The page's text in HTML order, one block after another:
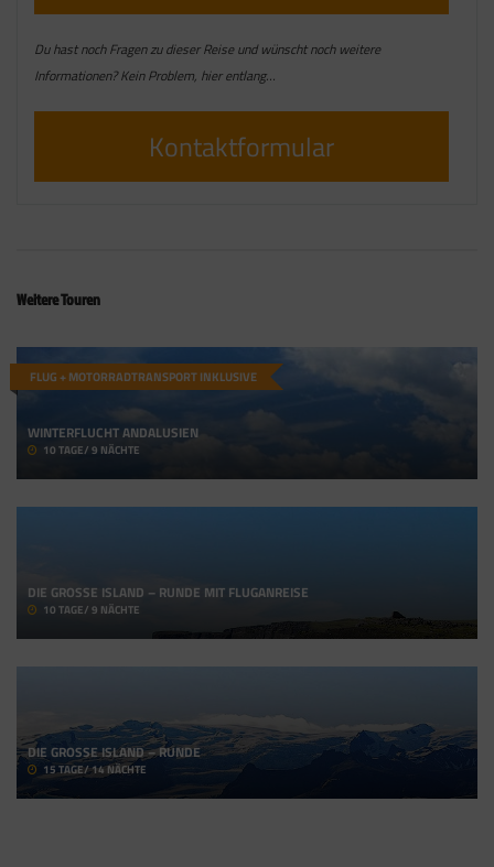
Du hast noch Fragen zu dieser Reise und wünscht noch weitere
Informationen? Kein Problem, hier entlang…
Kontaktformular
Weitere Touren
FLUG + MOTORRADTRANSPORT INKLUSIVE
WINTERFLUCHT ANDALUSIEN
10 TAGE/ 9 NÄCHTE
DIE GROSSE ISLAND – RUNDE MIT FLUGANREISE
10 TAGE/ 9 NÄCHTE
DIE GROSSE ISLAND – RUNDE
15 TAGE/ 14 NÄCHTE